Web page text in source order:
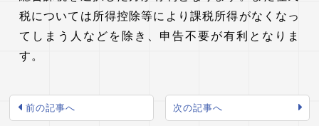
税については所得控除等により課税所得がなくなっ
てしまう人などを除き、申告不要が有利となりま
す。
前の記事へ 次の記事へ